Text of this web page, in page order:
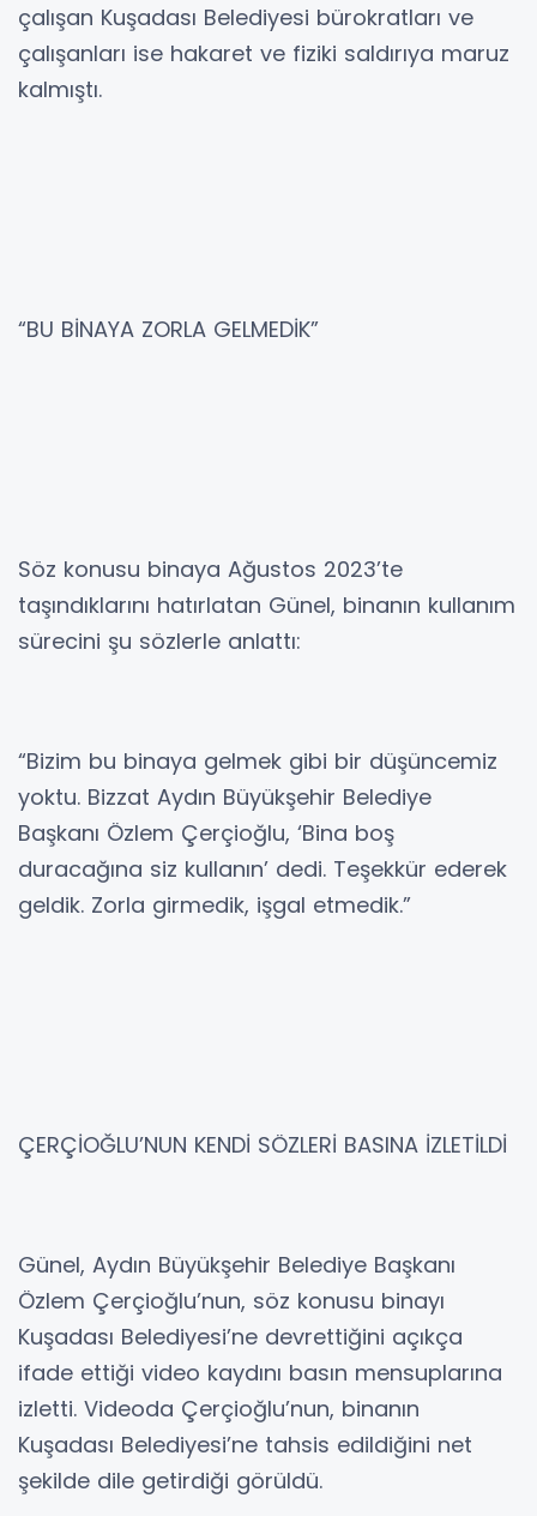
çalışan Kuşadası Belediyesi bürokratları ve
çalışanları ise hakaret ve fiziki saldırıya maruz
kalmıştı.
“BU BİNAYA ZORLA GELMEDİK”
Söz konusu binaya Ağustos 2023’te
taşındıklarını hatırlatan Günel, binanın kullanım
sürecini şu sözlerle anlattı:
“Bizim bu binaya gelmek gibi bir düşüncemiz
yoktu. Bizzat Aydın Büyükşehir Belediye
Başkanı Özlem Çerçioğlu, ‘Bina boş
duracağına siz kullanın’ dedi. Teşekkür ederek
geldik. Zorla girmedik, işgal etmedik.”
ÇERÇİOĞLU’NUN KENDİ SÖZLERİ BASINA İZLETİLDİ
Günel, Aydın Büyükşehir Belediye Başkanı
Özlem Çerçioğlu’nun, söz konusu binayı
Kuşadası Belediyesi’ne devrettiğini açıkça
ifade ettiği video kaydını basın mensuplarına
izletti. Videoda Çerçioğlu’nun, binanın
Kuşadası Belediyesi’ne tahsis edildiğini net
şekilde dile getirdiği görüldü.